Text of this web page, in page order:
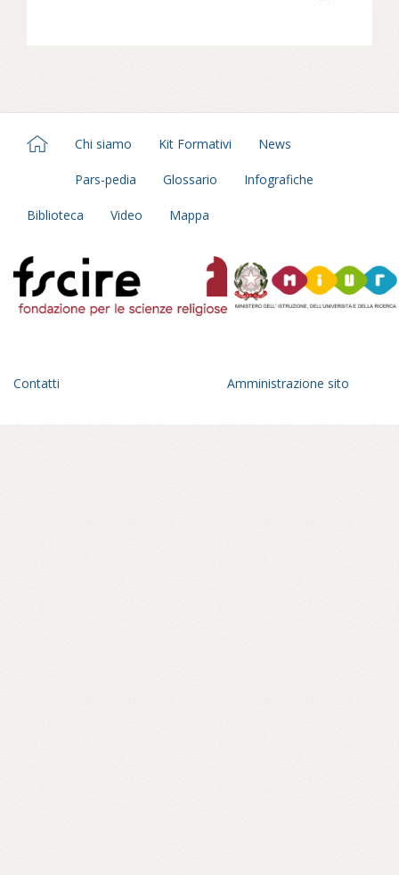
Chi siamo Kit Formativi News
Pars-pedia Glossario Infografiche
Biblioteca Video Mappa
Contatti Amministrazione sito